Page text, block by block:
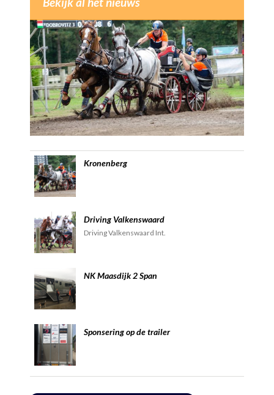
Kronenberg
Driving Valkenswaard
Driving Valkenswaard Int.
NK Maasdijk 2 Span
Sponsering op de trailer